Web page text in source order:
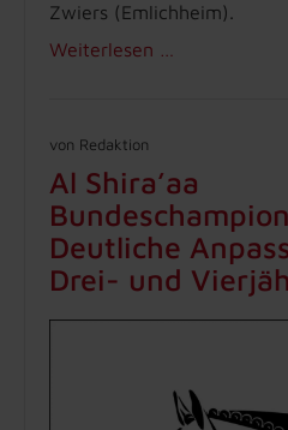
Zwiers (Emlichheim).
Weiterlesen …
von Redaktion
Al Shira’aa
Deutliche
Drei- und